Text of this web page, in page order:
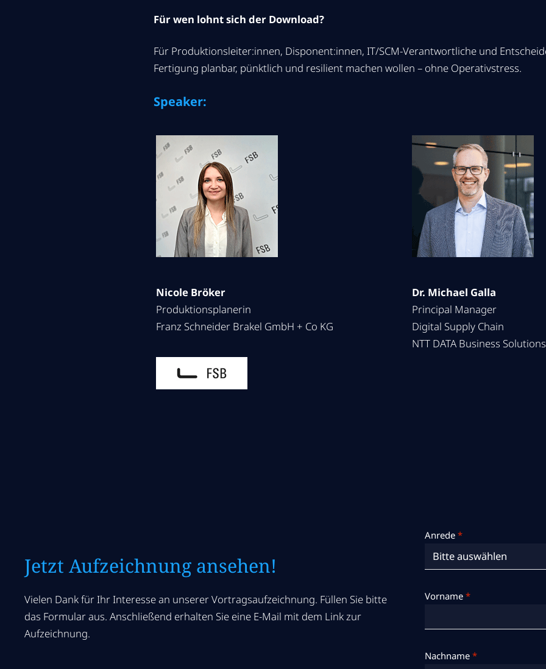
Für wen lohnt sich der Download?
Für Produktionsleiter:innen, Disponent:innen, IT/SCM-Verantwortliche und
Fertigung planbar, pünktlich und resilient machen wollen – ohne Operativstress.
Speaker:
Nicole Bröker
Produktionsplanerin
Franz Schneider Brakel GmbH + Co KG
Dr. Michael Galla
Principal Manager
Digital Supply Chain
NTT DATA Business
Jetzt Aufzeichnung ansehen!
Vielen Dank für Ihr Interesse an unserer Vortragsaufzeichnung. Füllen Sie bitte
das Formular aus. Anschließend erhalten Sie eine E-Mail mit dem Link zur
Aufzeichnung.
Anrede *
Vorname *
Nachname *